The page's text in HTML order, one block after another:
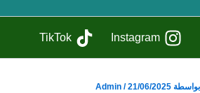
Instagram
TikTok
بواسطة Admin /21/06/2025